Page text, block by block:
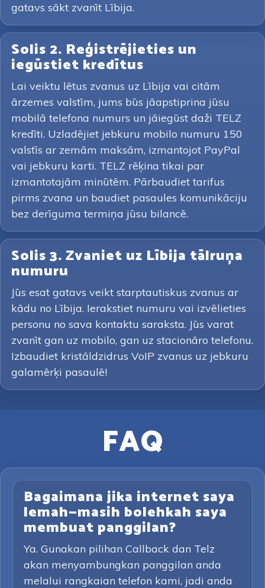
gatavs sākt zvanīt Lībija.
Solis 2. Reģistrējieties un
iegūstiet kredītus
Lai veiktu lētus zvanus uz Lībija vai citām
ārzemes valstīm, jums būs jāapstiprina jūsu
mobilā telefona numurs un jāiegūst daži TELZ
kredīti. Uzladējiet jebkuru mobilo numuru 150
valstīs ar zemām maksām, izmantojot PayPal
vai jebkuru karti. TELZ rēķina tikai par
izmantotajām minūtēm. Pārbaudiet tarifus
pirms zvana un baudiet pasaules komunikāciju
bez derīguma termiņa jūsu bilancē.
Solis 3. Zvaniet uz Lībija tālruņa
numuru
Jūs esat gatavs veikt starptautiskus zvanus ar
kādu no Lībija. Ierakstiet numuru vai izvēlieties
personu no sava kontaktu saraksta. Jūs varat
zvanīt gan uz mobilo, gan uz stacionāro telefonu.
Izbaudiet kristāldzidrus VoIP zvanus uz jebkuru
galamērķi pasaulē!
FAQ
Bagaimana jika internet saya
lemah—masih bolehkah saya
membuat panggilan?
Ya. Gunakan pilihan Callback dan Telz
akan menyambungkan panggilan anda
melalui rangkaian telefon kami, jadi anda